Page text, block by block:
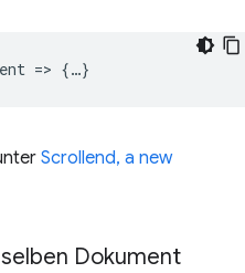
=> {…}
Scrollend, a new
Dokument